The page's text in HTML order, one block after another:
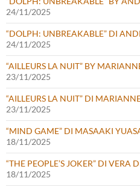
24/11/2025
“DOLPH: UNBREAKABLE” DI
24/11/2025
“AILLEURS LA NUIT” BY
23/11/2025
“AILLEURS LA NUIT” DI
23/11/2025
“MIND GAME” DI MASAAKI
18/11/2025
“THE PEOPLE’S JOKER” DI VERA
18/11/2025